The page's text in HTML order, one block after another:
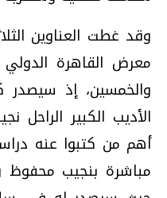
وقد غطت العناوين
معرض القاهرة
والخمسين، إذ
الأديب الكبير الراحل
أهم من كتبوا عنه
مباشرة بنجيب محفوظ